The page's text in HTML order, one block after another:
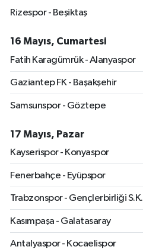
Rizespor - Beşiktaş
16 Mayıs, Cumartesi
Fatih Karagümrük - Alanyaspor
Gaziantep FK - Başakşehir
Samsunspor - Göztepe
17 Mayıs, Pazar
Kayserispor - Konyaspor
Fenerbahçe - Eyüpspor
Trabzonspor - Gençlerbirliği S.K.
Kasımpaşa - Galatasaray
Antalyaspor - Kocaelispor